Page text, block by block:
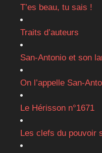
T’es beau, tu sais !
Traits d’auteurs
San-Antonio et son
On l’appelle San-
Le Hérisson n°1671
Les clefs du pouvoir